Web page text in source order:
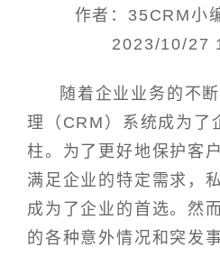
作者：35CRM
2023/10/27
随着企业业务的不
理（CRM）系统成为了
柱。为了更好地保护客
满足企业的特定需求，
成为了企业的首选。然
的各种意外情况和突发